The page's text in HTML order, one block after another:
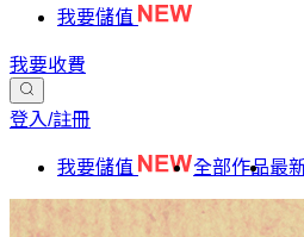
我要儲值
我要收費
登入/註冊
我要儲值 全部作品最